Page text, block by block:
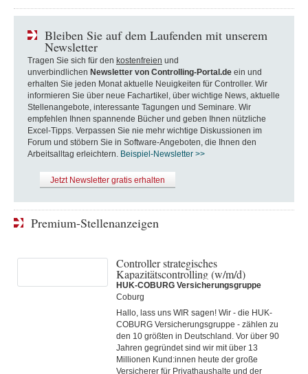
Bleiben Sie auf dem Laufenden mit unserem
Newsletter
Tragen Sie sich für den kostenfreien und
unverbindlichen Newsletter von Controlling-Portal.de ein und
erhalten Sie jeden Monat aktuelle Neuigkeiten für Controller. Wir
informieren Sie über neue Fachartikel, über wichtige News, aktuelle
Stellenangebote, interessante Tagungen und Seminare. Wir
empfehlen Ihnen spannende Bücher und geben Ihnen nützliche
Excel-Tipps. Verpassen Sie nie mehr wichtige Diskussionen im
Forum und stöbern Sie in Software-Angeboten, die Ihnen den
Arbeitsalltag erleichtern. Beispiel-Newsletter >>
Jetzt Newsletter gratis erhalten
Premium-Stellenanzeigen
Controller strategisches
Kapazitätscontrolling (w/m/d)
HUK-COBURG Versicherungsgruppe
Coburg
Hallo, lass uns WIR sagen! Wir - die HUK-
COBURG Versicherungsgruppe - zählen zu
den 10 größten in Deutschland. Vor über 90
Jahren gegründet sind wir mit über 13
Millionen Kund:innen heute der große
Versicherer für Privathaushalte und der